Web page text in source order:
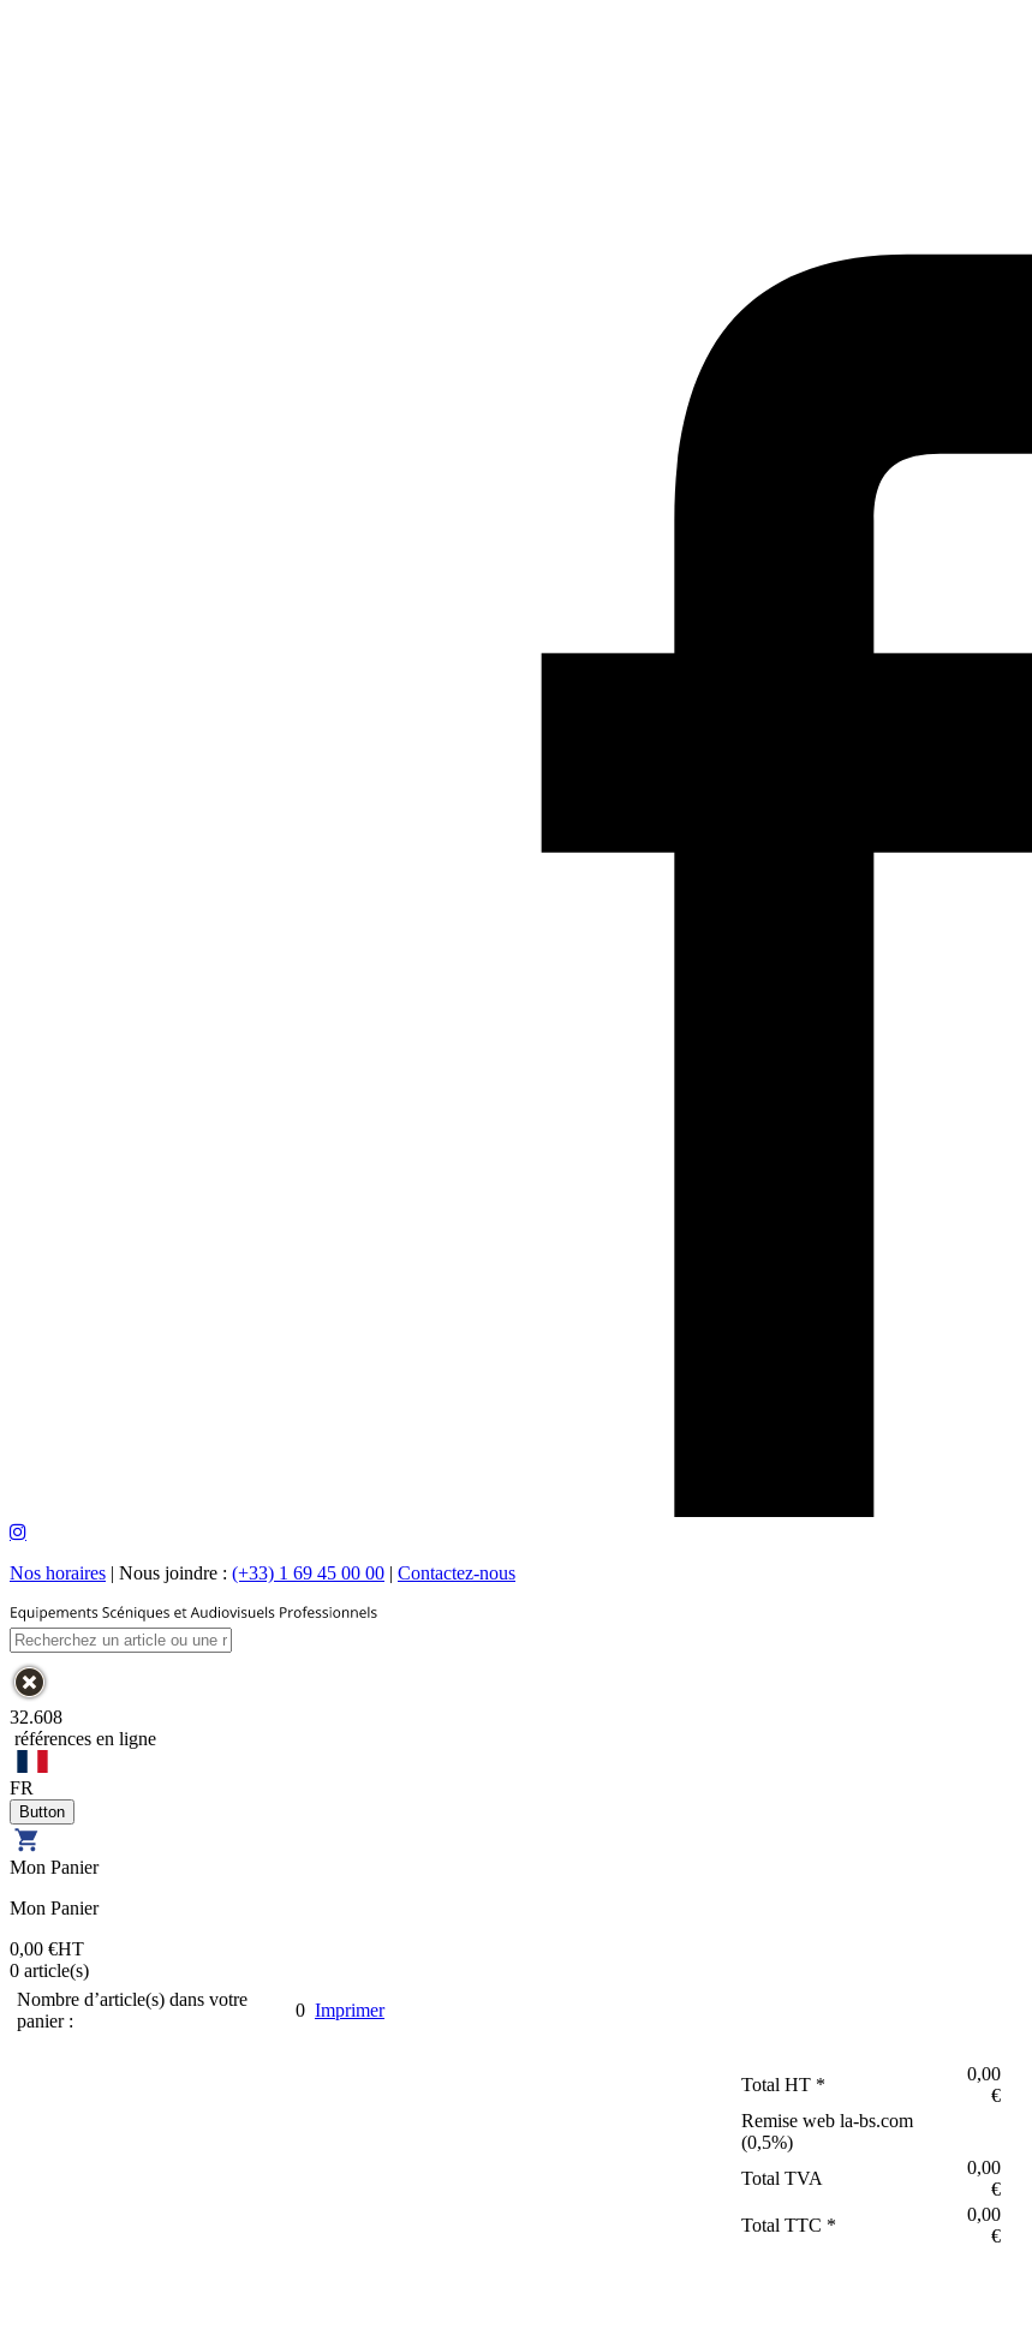
Nos horaires | Nous joindre : (+33) 1 69 45 00 00 | Contactez-nous
32.608
références en ligne
FR
Mon Panier
Mon Panier
0,00 €HT
0 article(s)
Nombre d’article(s) dans votre
panier :
0 Imprimer
Total HT *
0,00
€
Remise web la-bs.com
(0,5%)
Total TVA
0,00
€
Total TTC *
0,00
€